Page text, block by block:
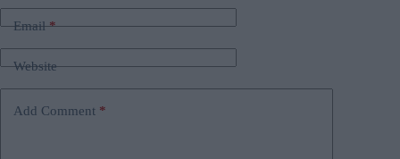
Email*
Website
Add Comment *